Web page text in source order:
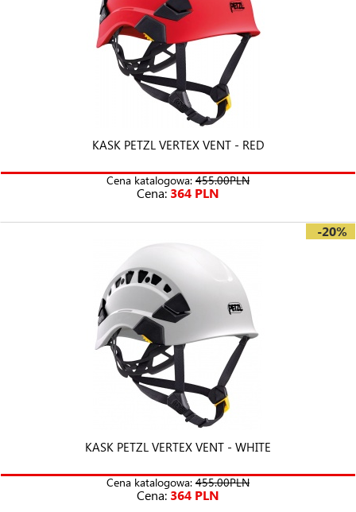
KASK PETZL VERTEX VENT - RED
Cena katalogowa: 455.00PLN
Cena: 364 PLN
-20%
KASK PETZL VERTEX VENT - WHITE
Cena katalogowa: 455.00PLN
Cena: 364 PLN